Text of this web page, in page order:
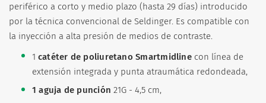
periférico a corto y medio plazo (hasta 29 días) introducido
por la técnica convencional de Seldinger. Es compatible con
la inyección a alta presión de medios de contraste.
1 catéter de poliuretano Smartmidline con línea de
extensión integrada y punta atraumática redondeada,
1 aguja de punción 21G - 4,5 cm,